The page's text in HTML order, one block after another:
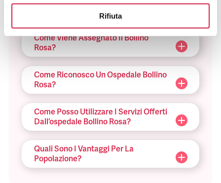
Rifiuta
Cosa Sono Gli Ospedali Bollino Rosa?
Come Viene Assegnato Il Bollino
Rosa?
Come Riconosco Un Ospedale Bollino
Rosa?
Come Posso Utilizzare I Servizi Offerti
Dall’ospedale Bollino Rosa?
Quali Sono I Vantaggi Per La
Popolazione?